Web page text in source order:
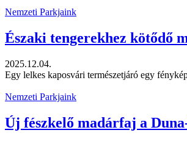
Nemzeti Parkjaink
Északi tengerekhez kötődő
2025.12.04.
Egy lelkes kaposvári természetjáró egy
Nemzeti Parkjaink
Új fészkelő madárfaj a